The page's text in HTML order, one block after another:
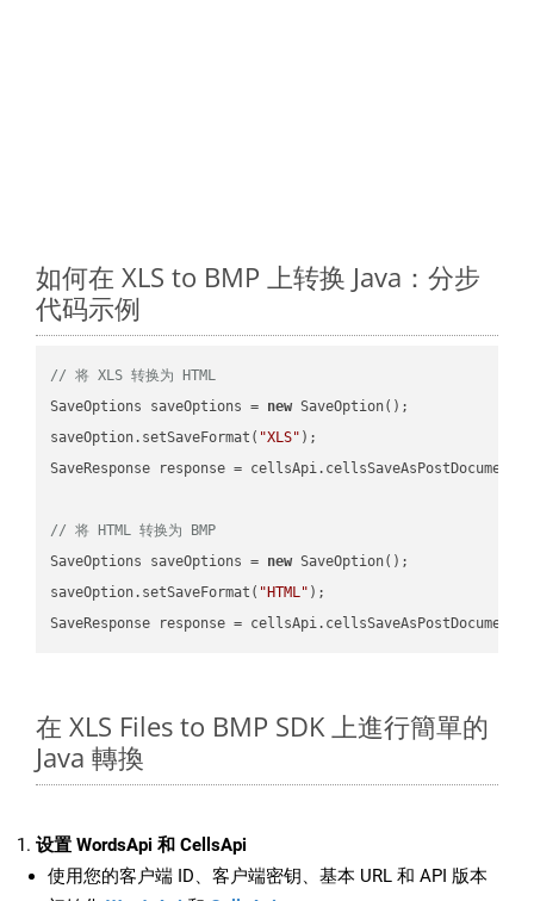
如何在 XLS to BMP 上转换 Java：分步
代码示例
// 将 XLS 转换为 HTML
SaveOptions saveOptions = new SaveOption();
saveOption.setSaveFormat( "XLS" );
SaveResponse response =
// 将 HTML 转换为 BMP
SaveOptions saveOptions = new SaveOption();
saveOption.setSaveFormat( "HTML" );
SaveResponse response =
在 XLS Files to BMP SDK 上進行簡單的
Java 轉換
设置 WordsApi 和 CellsApi
使用您的客户端 ID、客户端密钥、基本 URL 和 API 版本